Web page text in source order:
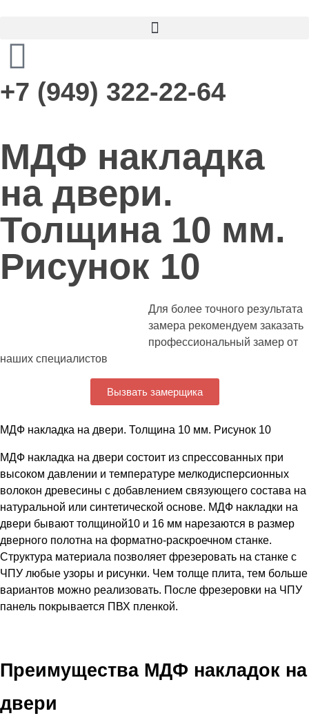
+7 (949) 322-22-64
МДФ накладка
на двери.
Толщина 10 мм.
Рисунок 10
Для более точного результата
замера рекомендуем заказать
профессиональный замер от
наших специалистов
Вызвать замерщика
МДФ накладка на двери. Толщина 10 мм. Рисунок 10
МДФ накладка на двери состоит из спрессованных при
высоком давлении и температуре мелкодисперсионных
волокон древесины с добавлением связующего состава на
натуральной или синтетической основе. МДФ накладки на
двери бывают толщиной10 и 16 мм нарезаются в размер
дверного полотна на форматно-раскроечном станке.
Структура материала позволяет фрезеровать на станке с
ЧПУ любые узоры и рисунки. Чем толще плита, тем больше
вариантов можно реализовать. После фрезеровки на ЧПУ
панель покрывается ПВХ пленкой.
Преимущества МДФ накладок на
двери